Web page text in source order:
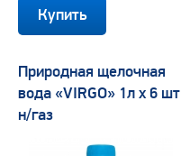
Природная щелочная
вода «VIRGO» 1л х 6 шт
н/газ